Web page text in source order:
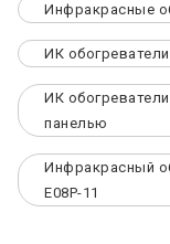
Инфракрасные
ИК
ИК
панелью
Инфракрасный
E08P-11